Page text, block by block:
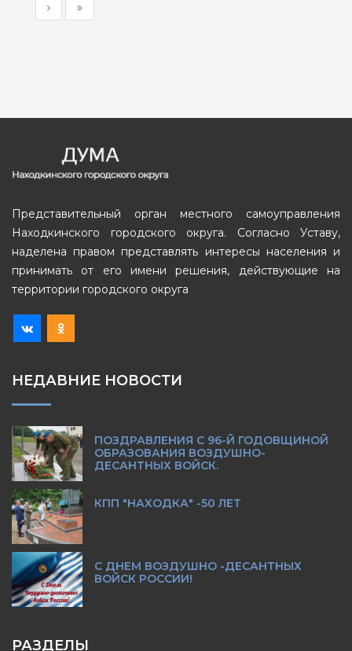
Представительный орган местного самоуправления
Находкинского городского округа. Согласно Уставу,
наделена правом представлять интересы населения и
принимать от его имени решения, действующие на
территории городского округа
НЕДАВНИЕ НОВОСТИ
ПОЗДРАВЛЕНИЯ С 96-Й ГОДОВЩИНОЙ
ОБРАЗОВАНИЯ ВОЗДУШНО-
ДЕСАНТНЫХ ВОЙСК.
КПП "НАХОДКА" -50 ЛЕТ
С ДНЕМ ВОЗДУШНО -ДЕСАНТНЫХ
ВОЙСК РОССИИ!
РАЗДЕЛЫ